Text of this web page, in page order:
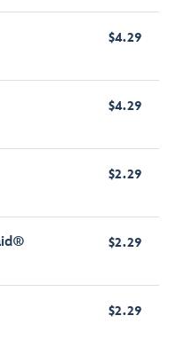
$4.29
$4.29
$2.29
$2.29
$2.29